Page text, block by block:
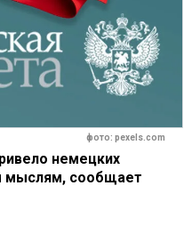
фото: pexels.com
немецких
мыслям, сообщает